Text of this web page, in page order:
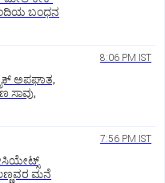
ಬಂಧನ
8:06 PM IST
ಅಪಘಾತ,
ಸಾವು,
7:56 PM IST
ಮನೆ